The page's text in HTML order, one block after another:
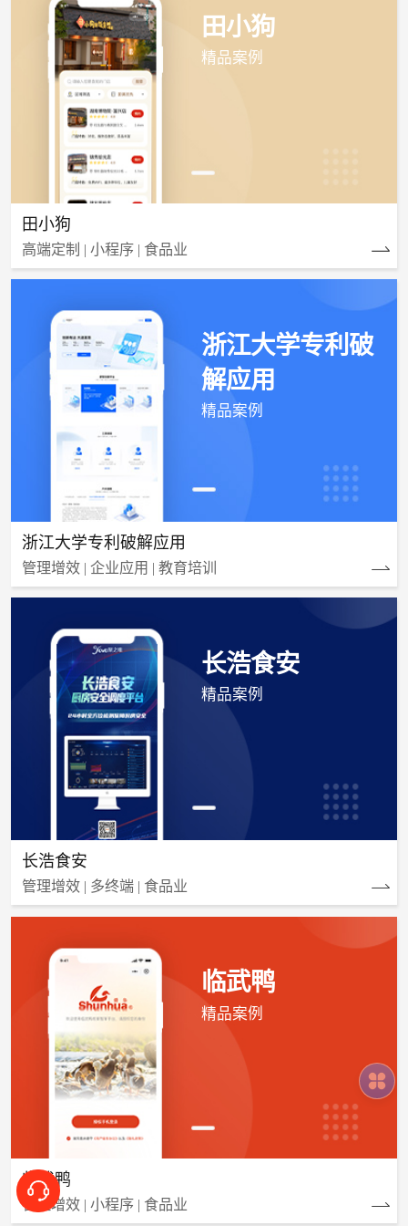
田小狗
精品案例
田小狗
高端定制 | 小程序 | 食品业
浙江大学专利破
解应用
精品案例
浙江大学专利破解应用
管理增效 | 企业应用 | 教育培训
长浩食安
精品案例
长浩食安
管理增效 | 多终端 | 食品业
临武鸭
精品案例
临武鸭
管理增效 | 小程序 | 食品业